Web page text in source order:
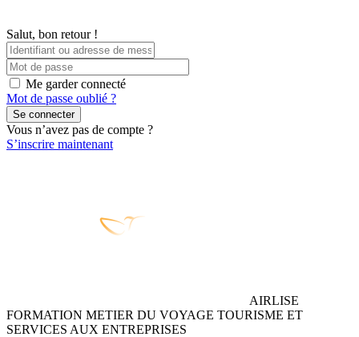
Salut, bon retour !
Me garder connecté
Mot de passe oublié ?
Se connecter
Vous n’avez pas de compte ?
S’inscrire maintenant
AIRLISE
FORMATION METIER DU VOYAGE TOURISME ET
SERVICES AUX ENTREPRISES